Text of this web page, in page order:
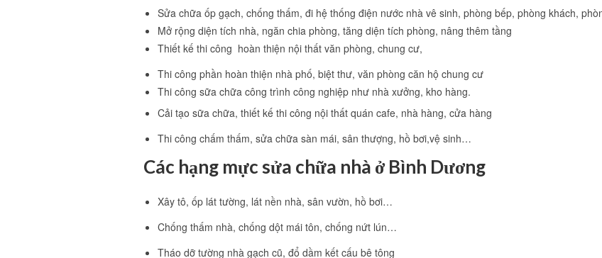
Sửa chữa ốp gạch, chống thấm, đi hệ thống điện nước nhà vê sinh, phòng bếp, phòng khách,
Mở rộng diện tích nhà, ngăn chia phòng, tăng diện tích phòng, nâng thêm tầng
Thiết kế thi công hoàn thiện nội thất văn phòng, chung cư,
Thi công phần hoàn thiện nhà phố, biệt thư, văn phòng căn hộ chung cư
Thi công sữa chữa công trình công nghiệp như nhà xưởng, kho hàng.
Cải tạo sữa chữa, thiết kế thi công nội thất quán cafe, nhà hàng, cửa hàng
Thi công chấm thấm, sửa chữa sàn mái, sân thượng, hồ bơi,vệ sinh…
Các hạng mực sửa chữa nhà ở Bình Dương
Xây tô, ốp lát tường, lát nền nhà, sân vườn, hồ bơi…
Chống thấm nhà, chống dột mái tôn, chống nứt lún…
Tháo dỡ tường nhà gạch cũ, đổ dầm kết cấu bê tông